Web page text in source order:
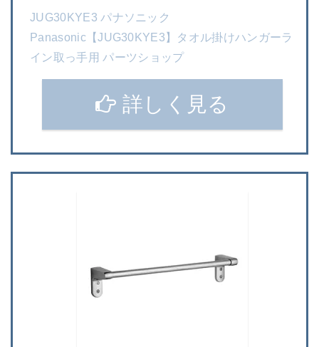
JUG30KYE3 パナソニック
Panasonic【JUG30KYE3】タオル掛けハンガーラ
イン取っ手用 パーツショップ
詳しく見る